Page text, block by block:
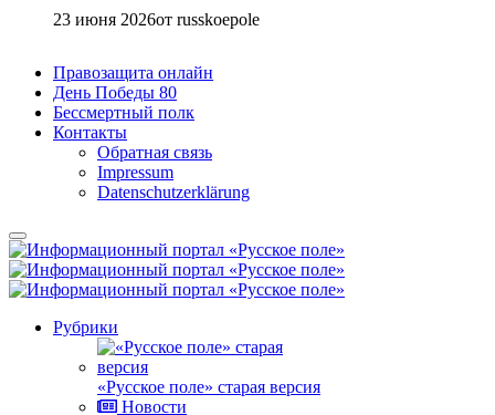
23 июня 2026от russkoepole
Правозащита онлайн
День Победы 80
Бессмертный полк
Контакты
Обратная связь
Impressum
Datenschutzerklärung
Рубрики
«Русское поле» старая версия
Новости